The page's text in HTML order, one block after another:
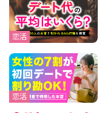
恋活
恋活